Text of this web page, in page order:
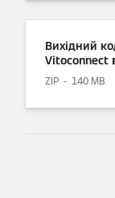
Вихідний
Vitoconnect
ZIP 140 MB